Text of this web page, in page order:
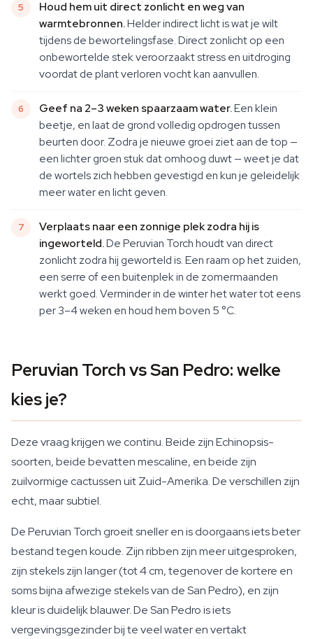
Houd hem uit direct zonlicht en weg van
warmtebronnen.Helder indirect licht is wat je wilt
tijdens de bewortelingsfase. Direct zonlicht op een
onbewortelde stek veroorzaakt stress en uitdroging
voordat de plant verloren vocht kan aanvullen.
Geef na 2–3 weken spaarzaam water.Een klein
beetje, en laat de grond volledig opdrogen tussen
beurten door. Zodra je nieuwe groei ziet aan de top —
een lichter groen stuk dat omhoog duwt — weet je dat
de wortels zich hebben gevestigd en kun je geleidelijk
meer water en licht geven.
Verplaats naar een zonnige plek zodra hij is
ingeworteld.De Peruvian Torch houdt van direct
zonlicht zodra hij geworteld is. Een raam op het zuiden,
een serre of een buitenplek in de zomermaanden
werkt goed. Verminder in de winter het water tot eens
per 3–4 weken en houd hem boven 5 °C.
Peruvian Torch vs San Pedro: welke
kies je?
Deze vraag krijgen we continu. Beide zijn Echinopsis-
soorten, beide bevatten mescaline, en beide zijn
zuilvormige cactussen uit Zuid-Amerika. De verschillen zijn
echt, maar subtiel.
De Peruvian Torch groeit sneller en is doorgaans iets beter
bestand tegen koude. Zijn ribben zijn meer uitgesproken,
zijn stekels zijn langer (tot 4 cm, tegenover de kortere en
soms bijna afwezige stekels van de San Pedro), en zijn
kleur is duidelijk blauwer. De San Pedro is iets
vergevingsgezinder bij te veel water en vertakt